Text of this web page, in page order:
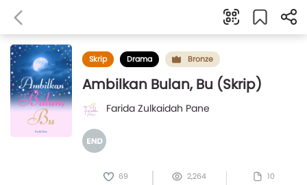
Skrip Drama Bronze
Ambilkan Bulan, Bu (Skrip)
Farida Zulkaidah Pane
69
2,264
10